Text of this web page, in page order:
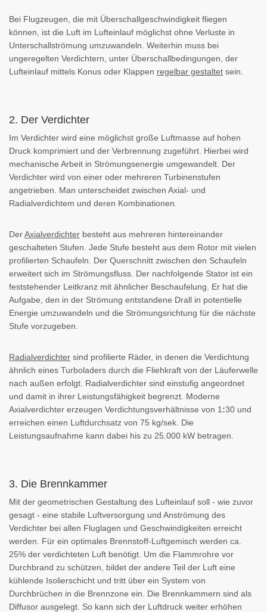
Bei Flugzeugen, die mit Überschallgeschwindigkeit fliegen
können, ist die Luft im Lufteinlauf möglichst ohne Verluste in
Unterschallströmung umzuwandeln. Weiterhin muss bei
ungeregelten Verdichtern, unter Überschallbedingungen, der
Lufteinlauf mittels Konus oder Klappen regelbar gestaltet sein.
2. Der Verdichter
Im Verdichter wird eine möglichst große Luftmasse auf hohen
Druck komprimiert und der Verbrennung zugeführt. Hierbei wird
mechanische Arbeit in Strömungsenergie umgewandelt. Der
Verdichter wird von einer oder mehreren Turbinenstufen
angetrieben. Man unterscheidet zwischen Axial- und
Radialverdichtem und deren Kombinationen.
DerAxialverdichter besteht aus mehreren hintereinander
geschalteten Stufen. Jede Stufe besteht aus dem Rotor mit vielen
profilierten Schaufeln. Der Querschnitt zwischen den Schaufeln
erweitert sich im Strömungsfluss. Der nachfolgende Stator ist ein
feststehender Leitkranz mit ähnlicher Beschaufelung. Er hat die
Aufgabe, den in der Strömung entstandene Drall in potentielle
Energie umzuwandeln und die Strömungsrichtung für die nächste
Stufe vorzugeben.
Radialverdichter sind profilierte Räder, in denen die Verdichtung
ähnlich eines Turboladers durch die Fliehkraft von der Läuferwelle
nach außen erfolgt. Radialverdichter sind einstufig angeordnet
und damit in ihrer Leistungsfähigkeit begrenzt. Moderne
Axialverdichter erzeugen Verdichtungsverhältnisse von 1 :30 und
erreichen einen Luftdurchsatz von 75 kg/sek. Die
Leistungsaufnahme kann dabei his zu 25.000 kW betragen.
3. Die Brennkammer
Mit der geometrischen Gestaltung des Lufteinlauf soll - wie zuvor
gesagt - eine stabile Luftversorgung und Anströmung des
Verdichter bei allen Fluglagen und Geschwindigkeiten erreicht
werden. Für ein optimales Brennstoff-Luftgemisch werden ca.
25% der verdichteten Luft benötigt. Um die Flammrohre vor
Durchbrand zu schützen, bildet der andere Teil der Luft eine
kühlende Isolierschicht und tritt über ein System von
Durchbrüchen in die Brennzone ein. Die Brennkammern sind als
Diffusor ausgelegt. So kann sich der Luftdruck weiter erhöhen